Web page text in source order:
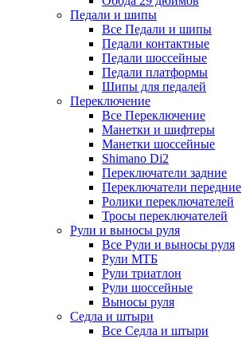
Педали и шипы
Все Педали и шипы
Педали контактные
Педали шоссейные
Педали платформы
Шипы для педалей
Переключение
Все Переключение
Манетки и шифтеры
Манетки шоссейные
Shimano Di2
Переключатели задние
Переключатели передние
Ролики переключателей
Тросы переключателей
Рули и выносы руля
Все Рули и выносы руля
Рули МТБ
Рули триатлон
Рули шоссейные
Выносы руля
Седла и штыри
Все Седла и штыри